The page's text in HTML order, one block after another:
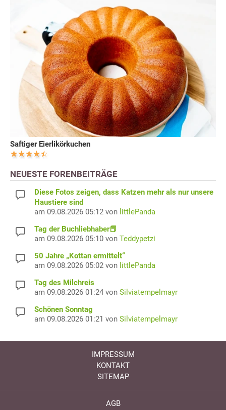
Saftiger Eierlikörkuchen
NEUESTE FORENBEITRÄGE
Diese Fotos zeigen, dass Katzen mehr als nur unsere
Haustiere sind
am 09.08.2026 05:12 von littlePanda
Tag der Buchliebhaber📕
am 09.08.2026 05:10 von Teddypetzi
50 Jahre „Kottan ermittelt“
am 09.08.2026 05:02 von littlePanda
Tag des Milchreis
am 09.08.2026 01:24 von Silviatempelmayr
Schönen Sonntag
am 09.08.2026 01:21 von Silviatempelmayr
IMPRESSUM
KONTAKT
SITEMAP
AGB